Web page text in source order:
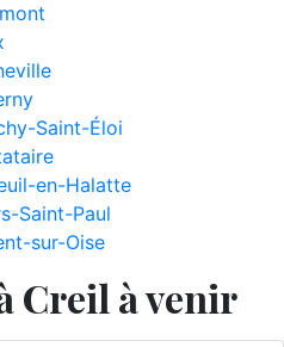
Saint-Éloi
en-Halatte
Saint-Paul
sur-Oise
Creil à venir